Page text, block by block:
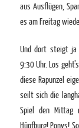
aus Ausflügen,
es am Freitag
Und dort steigt ja
9:30 Uhr. Los
diese Rapunzel
seilt sich die
Spiel den Mittag
Hüpfburg! Ponys!